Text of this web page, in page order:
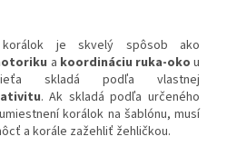
korálok je skvelý spôsob ako
a koordináciu ruka-oko u
skladá podľa vlastnej
. Ak skladá podľa určeného
korálok na šablónu, musí
a korále zažehliť žehličkou.